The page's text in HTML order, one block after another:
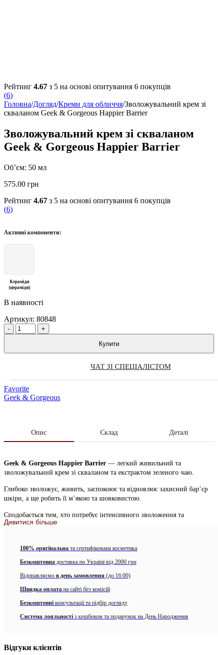
Рейтинг 4.67 з 5 на основі опитування 6 покупців
(6)
Головна/Догляд/Креми для обличчя/Зволожувальний крем зі
скваланом Geek & Gorgeous Happier Barrier
Зволожувальний крем зі скваланом
Geek & Gorgeous Happier Barrier
Об’єм: 50 мл
575.00 грн
Рейтинг 4.67 з 5 на основі опитування 6 покупців
(6)
Активні компоненти:
Кераміди
(цераміди)
В наявності
Артикул: 80848
Quantity
Купити
ЧАТ ЗІ СПЕЦІАЛІСТОМ
Favorite
Geek & Gorgeous
Опис Склад Деталі
Geek & Gorgeous Happier Barrier — легкий живильний та
зволожувальний крем зі скваланом та екстрактом зеленого чаю.
Глибоко зволожує, живить, заспокоює та відновлює захисний бар’єр
шкіри, а ще робить її м’якою та шовковистою.
Сподобається тим, хто потребує інтенсивного зволоження та
зміцнення шкірного бар’єра. Підійде для сухої, нормальної та
Має насичену, але легку текстуру та ніжний персиковий колір завдяки
вбирається.
Веганський | Без ароматизаторів і ефірних олій | Без глютену |
Безпечний при вагітності | pH 5,0-5,6
Основні компоненти:
міститься в шкірному салі людини. Сумісний з усіма типами
Дивитися більше
100% оригінальна та сертифікована косметика
Безкоштовна доставка по Україні від 2000 грн
Відправляємо в день замовлення (до 16:00)
Швидка оплата на сайті без комісій
Безкоштовні консультації та підбір догляду
Система лояльності з кешбеком та подарунок на День Народження
Відгуки клієнтів